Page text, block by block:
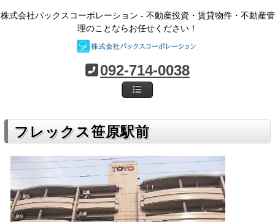
株式会社パックスコーポレーション - 不動産投資・賃貸物件・不動産管
理のことならお任せください！
092-714-0038
フレックス笹原駅前